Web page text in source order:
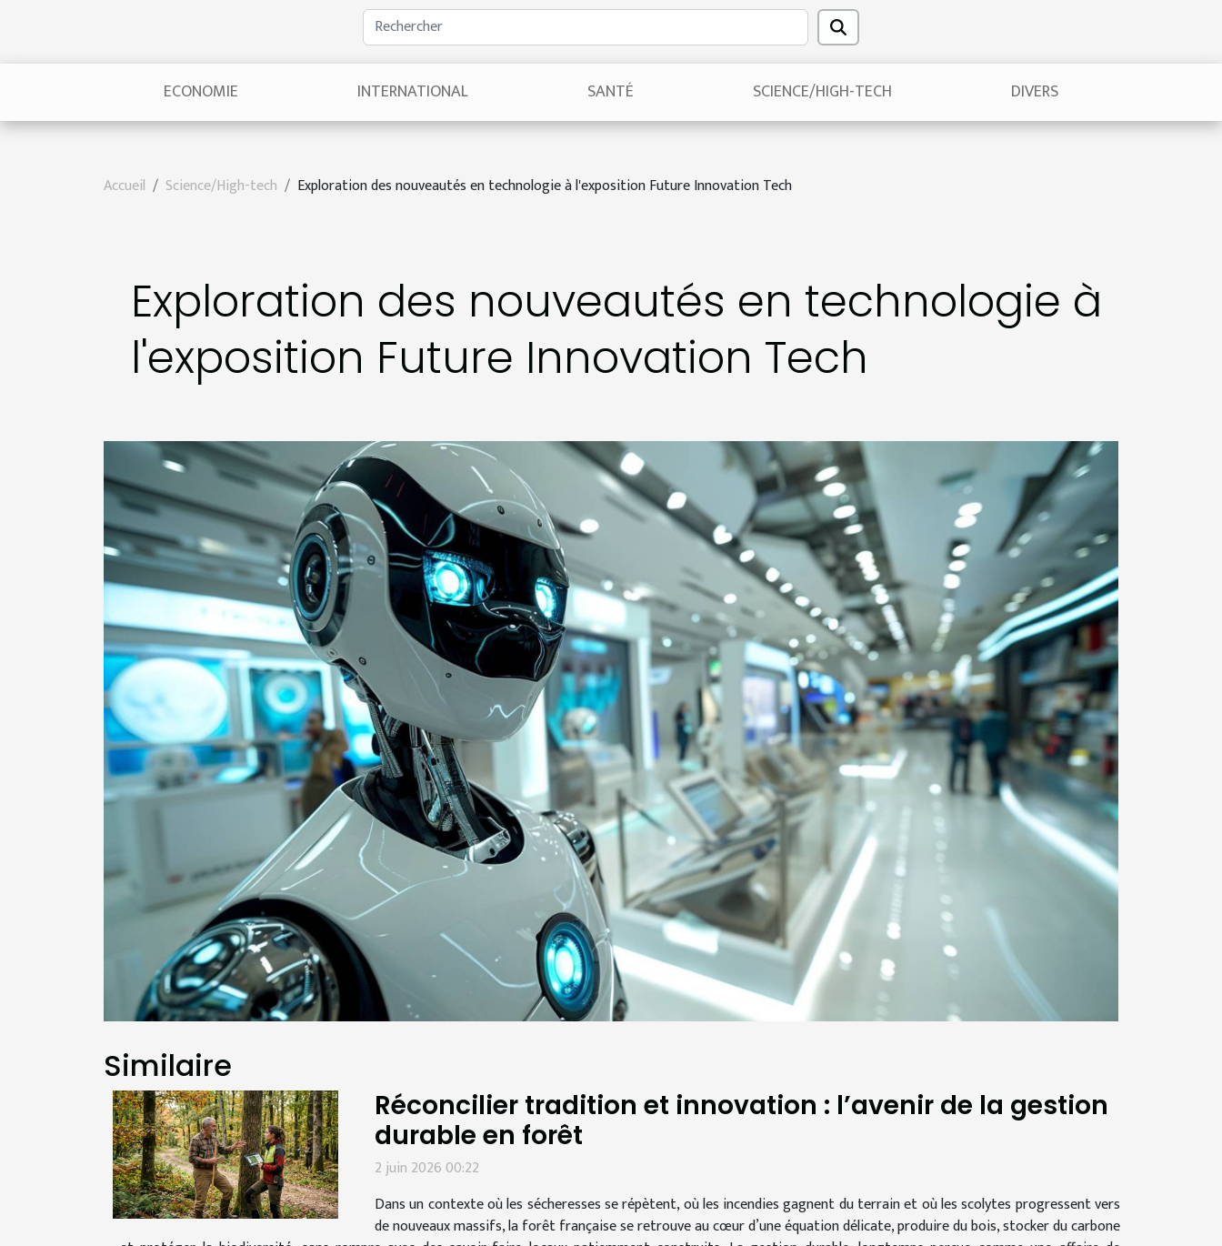
ECONOMIE INTERNATIONAL SANTÉ SCIENCE/HIGH-TECH DIVERS
Accueil Science/High-tech Exploration des nouveautés en technologie à l'exposition Future Innovation Tech
Exploration des nouveautés en technologie à
l'exposition Future Innovation Tech
Similaire
Réconcilier tradition et innovation : l’avenir de la gestion
durable en forêt
2 juin 2026 00:22
Dans un contexte où les sécheresses se répètent, où les incendies gagnent du terrain et où les scolytes progressent vers
de nouveaux massifs, la forêt française se retrouve au cœur d’une équation délicate, produire du bois, stocker du carbone